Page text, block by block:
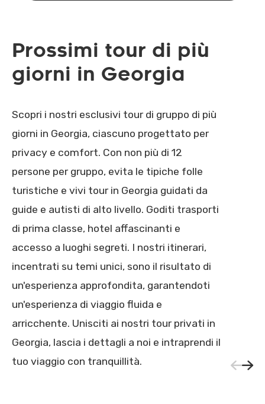
Prossimi tour di più
giorni in Georgia
Scopri i nostri esclusivi tour di gruppo di più
giorni in Georgia, ciascuno progettato per
privacy e comfort. Con non più di 12
persone per gruppo, evita le tipiche folle
turistiche e vivi tour in Georgia guidati da
guide e autisti di alto livello. Goditi trasporti
di prima classe, hotel affascinanti e
accesso a luoghi segreti. I nostri itinerari,
incentrati su temi unici, sono il risultato di
un'esperienza approfondita, garantendoti
un'esperienza di viaggio fluida e
arricchente. Unisciti ai nostri tour privati in
Georgia, lascia i dettagli a noi e intraprendi il
tuo viaggio con tranquillità.